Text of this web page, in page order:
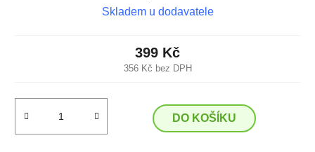
Skladem u dodavatele
356 Kč bez DPH
399 Kč
DO KOŠÍKU